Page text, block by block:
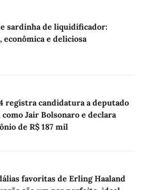
sardinha de liquidificador:
econômica e deliciosa
registra candidatura a deputado
Jair Bolsonaro e declara
de R$ 187 mil
favoritas de Erling Haaland